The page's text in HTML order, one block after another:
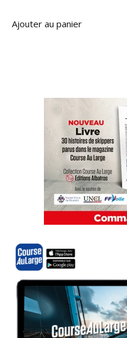
Ajouter au panier